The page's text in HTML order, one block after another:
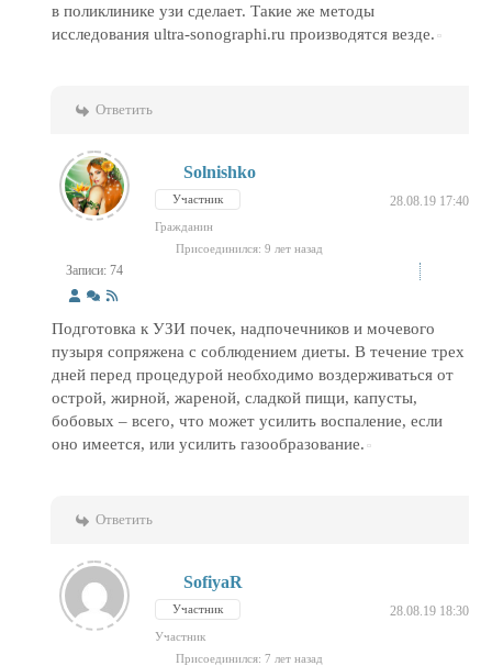
в поликлинике узи сделает. Такие же методы
исследования ultra-sonographi.ru производятся везде.
Ответить
Записи: 74
Solnishko
Участник 28.08.19 17:40
Гражданин
Присоединился: 9 лет назад
Подготовка к УЗИ почек, надпочечников и мочевого
пузыря сопряжена с соблюдением диеты. В течение трех
дней перед процедурой необходимо воздерживаться от
острой, жирной, жареной, сладкой пищи, капусты,
бобовых – всего, что может усилить воспаление, если
оно имеется, или усилить газообразование.
Ответить
SofiyaR
Участник 28.08.19 18:30
Участник
Присоединился: 7 лет назад